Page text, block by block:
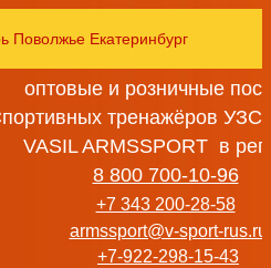
Поволжье Екатеринбург
оптовые и розничные
тренажёров
VASIL ARMSSPORT в
8 800 700-10-96
+7 343 200-28-58
armssport@v-sport-rus.ru
+7-922-298-15-43